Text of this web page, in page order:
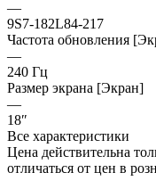
—
9S7-182L84-217
Частота обновления
—
240 Гц
Размер экрана [Экран]
—
18″
Все характеристики
Цена действительна
отличаться от цен в